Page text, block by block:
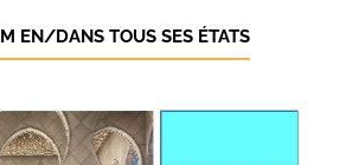
EN/DANS TOUS SES ÉTATS